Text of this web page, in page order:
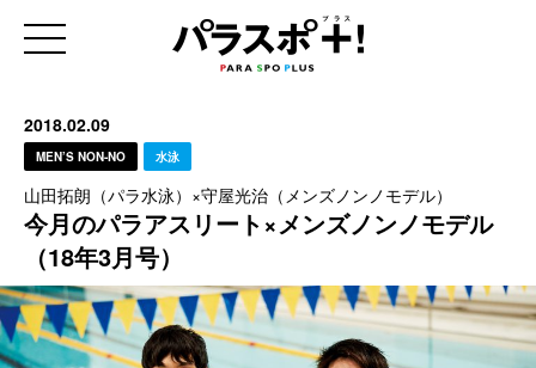
2018.02.09
MEN’S NON-NO 水泳
山田拓朗（パラ水泳）×守屋光治（メンズノンノモデル）
今月のパラアスリート×メンズノンノモデル
（18年3月号）